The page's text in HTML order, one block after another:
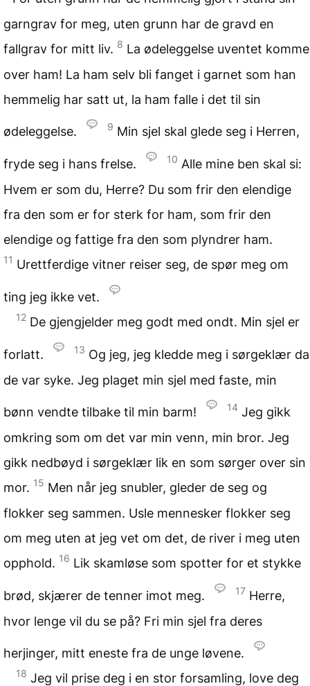
garngrav for meg, uten grunn har de gravd en
fallgrav for mitt liv. 8 La ødeleggelse uventet komme
over ham! La ham selv bli fanget i garnet som han
hemmelig har satt ut, la ham falle i det til sin
ødeleggelse. 9 Min sjel skal glede seg i Herren,
fryde seg i hans frelse. 10 Alle mine ben skal si:
Hvem er som du, Herre? Du som frir den elendige
fra den som er for sterk for ham, som frir den
elendige og fattige fra den som plyndrer ham.
11 Urettferdige vitner reiser seg, de spør meg om
ting jeg ikke vet.
12 De gjengjelder meg godt med ondt. Min sjel er
forlatt. 13 Og jeg, jeg kledde meg i sørgeklær da
de var syke. Jeg plaget min sjel med faste, min
bønn vendte tilbake til min barm! 14 Jeg gikk
omkring som om det var min venn, min bror. Jeg
gikk nedbøyd i sørgeklær lik en som sørger over sin
mor. 15 Men når jeg snubler, gleder de seg og
flokker seg sammen. Usle mennesker flokker seg
om meg uten at jeg vet om det, de river i meg uten
opphold. 16 Lik skamløse som spotter for et stykke
brød, skjærer de tenner imot meg. 17 Herre,
hvor lenge vil du se på? Fri min sjel fra deres
herjinger, mitt eneste fra de unge løvene.
18 Jeg vil prise deg i en stor forsamling, love deg